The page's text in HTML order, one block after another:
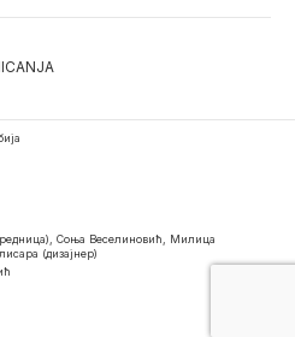
Соња Веселиновић, Милица
(дизајнер)